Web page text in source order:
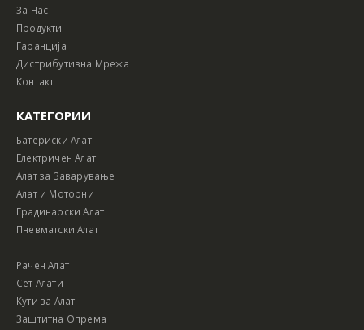
За Нас
Продукти
Гаранција
Дистрибутивна Мрежа
Контакт
КАТЕГОРИИ
Батериски Алат
Електричен Алат
Алат за Заварување
Алат и Моторни
Градинарски Алат
Пневматски Алат
Рачен Алат
Сет Алати
Кути за Алат
Заштитна Опрема